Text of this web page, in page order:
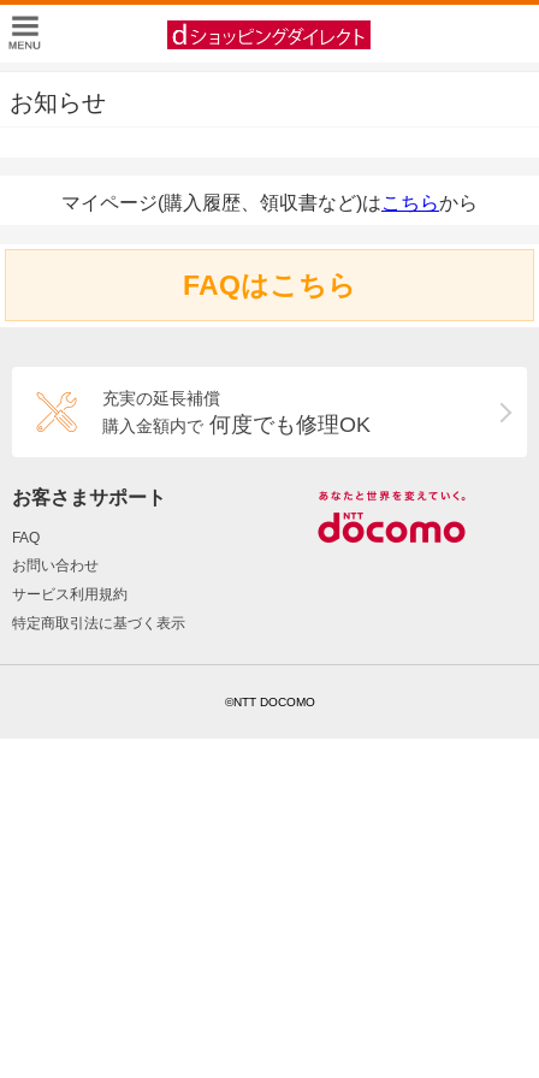
お知らせ
マイページ(購入履歴、領収書など)はこちらから
FAQはこちら
充実の延長補償
購入金額内で 何度でも修理OK
お客さまサポート
FAQ
お問い合わせ
サービス利用規約
特定商取引法に基づく表示
©NTT DOCOMO